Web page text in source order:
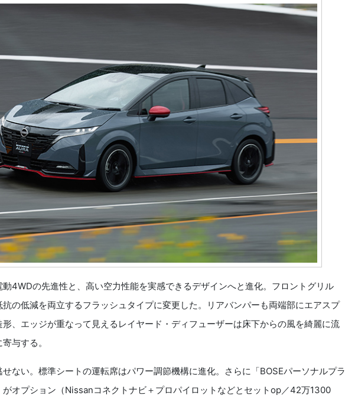
4WDの先進性と、高い空力性能を実感できるデザインへと進化。フロントグリル
の低減を両立するフラッシュタイプに変更した。リアバンパーも両端部にエアスプ
形、エッジが重なって見えるレイヤード・ディフューザーは床下からの風を綺麗に流
与する。
ない。標準シートの運転席はパワー調節機構に進化。さらに「BOSEパーソナルプラ
がオプション（Nissanコネクトナビ＋プロパイロットなどとセットop／42万1300